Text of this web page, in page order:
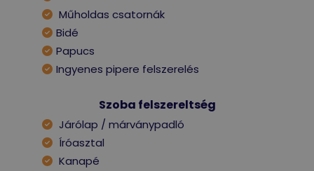
Műholdas csatornák
Bidé
Papucs
Ingyenes pipere felszerelés
Szoba felszereltség
Járólap / márványpadló
Íróasztal
Kanapé